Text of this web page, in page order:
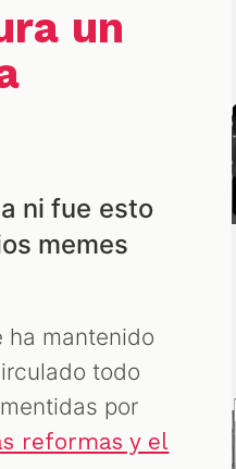
un
ni fue esto
memes
ha mantenido
todo
por
reformas y el